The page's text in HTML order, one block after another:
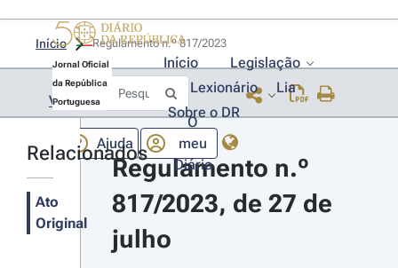
Jornal Oficial
da República
Portuguesa
Início
Legislação
Lexionário
Lia
Sobre o DR
Ajuda
O
meu
Diário
Início
Voltar
Relacionados
Ato
Original
Regulamento n.º
817/2023, de 27 de
julho